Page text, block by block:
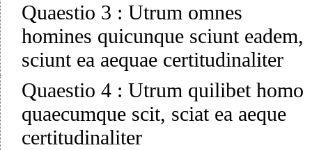
Quaestio 3 : Utrum omnes
homines quicunque sciunt eadem,
sciunt ea aequae certitudinaliter
Quaestio 4 : Utrum quilibet homo
quaecumque scit, sciat ea aeque
certitudinaliter